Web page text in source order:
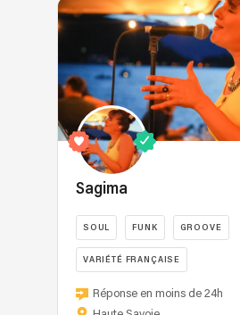
Sagima
SOUL FUNK GROOVE
VARIÉTÉ FRANÇAISE
Depuis
plus
Réponse en moins de 24h